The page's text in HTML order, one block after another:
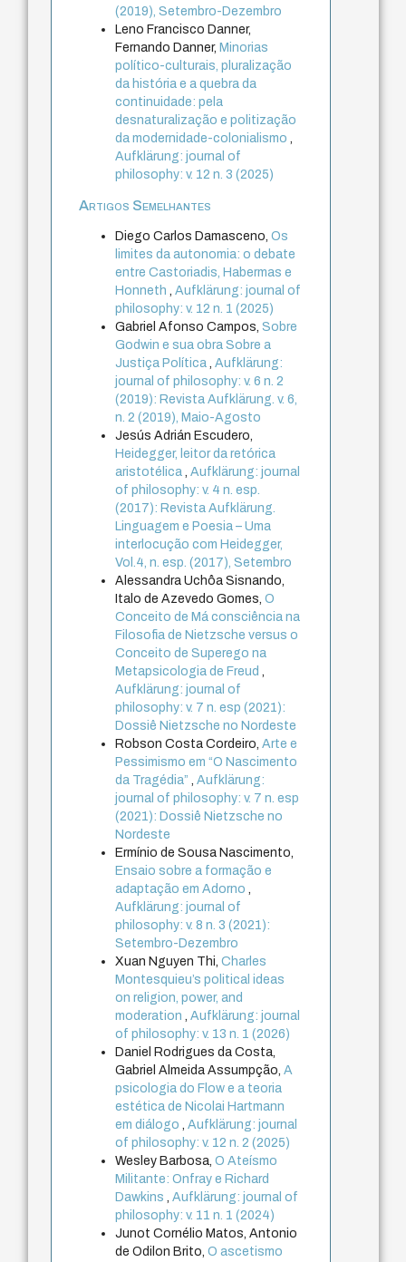
(2019), Setembro-Dezembro
Leno Francisco Danner,
Fernando Danner, Minorias
político-culturais, pluralização
da história e a quebra da
continuidade: pela
desnaturalização e politização
da modernidade-colonialismo,
Aufklärung: journal of
philosophy: v. 12 n. 3 (2025)
Artigos Semelhantes
Diego Carlos Damasceno,Os
limites da autonomia: o debate
entre Castoriadis, Habermas e
Honneth,Aufklärung: journal of
philosophy: v. 12 n. 1 (2025)
Gabriel Afonso Campos,Sobre
Godwin e sua obra Sobre a
Justiça Política,Aufklärung:
journal of philosophy: v. 6 n. 2
(2019): Revista Aufklärung. v. 6,
n. 2 (2019), Maio-Agosto
Jesús Adrián Escudero,
Heidegger, leitor da retórica
aristotélica,Aufklärung: journal
of philosophy: v. 4 n. esp.
(2017): Revista Aufklärung.
Linguagem e Poesia – Uma
interlocução com Heidegger,
Vol.4, n. esp. (2017), Setembro
Alessandra Uchôa Sisnando,
Italo de Azevedo Gomes,O
Conceito de Má consciência na
Filosofia de Nietzsche versus o
Conceito de Superego na
Metapsicologia de Freud,
Aufklärung: journal of
philosophy: v. 7 n. esp (2021):
Dossiê Nietzsche no Nordeste
Robson Costa Cordeiro,Arte e
Pessimismo em “O Nascimento
da Tragédia”,Aufklärung:
journal of philosophy: v. 7 n. esp
(2021): Dossiê Nietzsche no
Nordeste
Ermínio de Sousa Nascimento,
Ensaio sobre a formação e
adaptação em Adorno,
Aufklärung: journal of
philosophy: v. 8 n. 3 (2021):
Setembro-Dezembro
Xuan Nguyen Thi,Charles
Montesquieu’s political ideas
on religion, power, and
moderation,Aufklärung: journal
of philosophy: v. 13 n. 1 (2026)
Daniel Rodrigues da Costa,
Gabriel Almeida Assumpção,A
psicologia do Flow e a teoria
estética de Nicolai Hartmann
em diálogo,Aufklärung: journal
of philosophy: v. 12 n. 2 (2025)
Wesley Barbosa,O Ateísmo
Militante: Onfray e Richard
Dawkins,Aufklärung: journal of
philosophy: v. 11 n. 1 (2024)
Junot Cornélio Matos, Antonio
de Odilon Brito,O ascetismo